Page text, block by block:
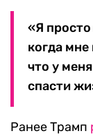
«Я просто
когда
что у
спасти
Ранее Трамп